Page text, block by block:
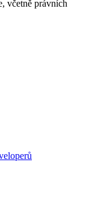
včetně právních